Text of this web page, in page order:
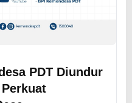
PDT Diundur